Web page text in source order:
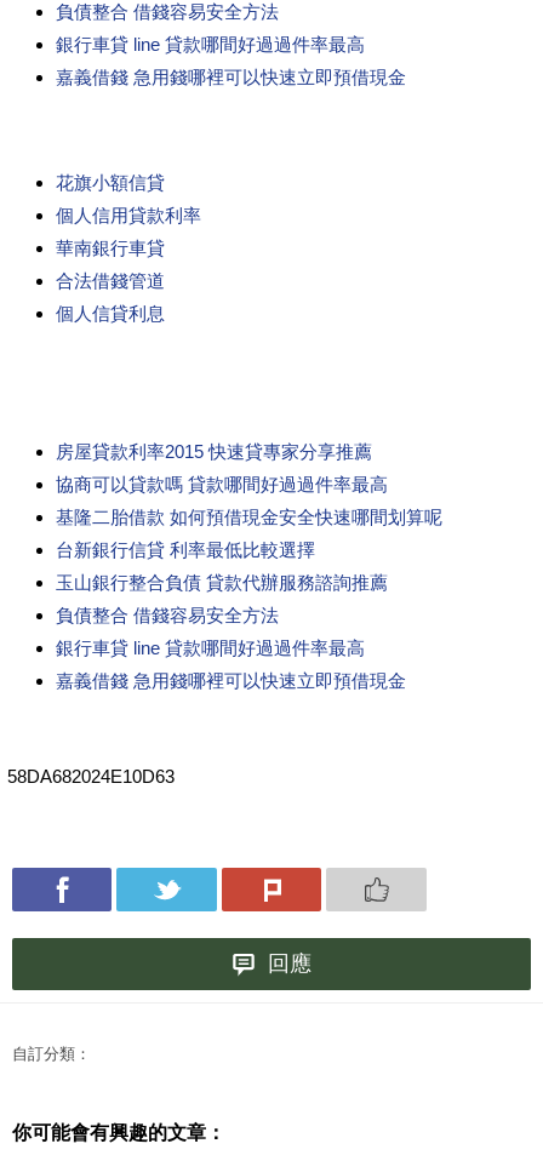
負債整合 借錢容易安全方法
銀行車貸 line 貸款哪間好過過件率最高
嘉義借錢 急用錢哪裡可以快速立即預借現金
花旗小額信貸
個人信用貸款利率
華南銀行車貸
合法借錢管道
個人信貸利息
房屋貸款利率2015 快速貸專家分享推薦
協商可以貸款嗎 貸款哪間好過過件率最高
基隆二胎借款 如何預借現金安全快速哪間划算呢
台新銀行信貸 利率最低比較選擇
玉山銀行整合負債 貸款代辦服務諮詢推薦
負債整合 借錢容易安全方法
銀行車貸 line 貸款哪間好過過件率最高
嘉義借錢 急用錢哪裡可以快速立即預借現金
58DA682024E10D63
回應
自訂分類：
你可能會有興趣的文章：